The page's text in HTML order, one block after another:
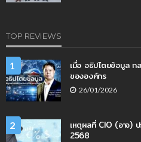
TOP REVIEWS
1
เมื่อ อธิปไตยข้อมูล ก
ขององค์กร
26/01/2026
2
เหตุผลที่ CIO (อาจ)
2568